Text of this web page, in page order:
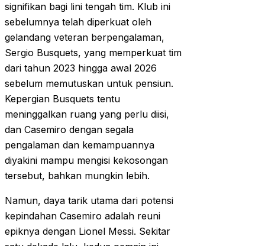
signifikan bagi lini tengah tim. Klub ini
sebelumnya telah diperkuat oleh
gelandang veteran berpengalaman,
Sergio Busquets, yang memperkuat tim
dari tahun 2023 hingga awal 2026
sebelum memutuskan untuk pensiun.
Kepergian Busquets tentu
meninggalkan ruang yang perlu diisi,
dan Casemiro dengan segala
pengalaman dan kemampuannya
diyakini mampu mengisi kekosongan
tersebut, bahkan mungkin lebih.
Namun, daya tarik utama dari potensi
kepindahan Casemiro adalah reuni
epiknya dengan Lionel Messi. Sekitar